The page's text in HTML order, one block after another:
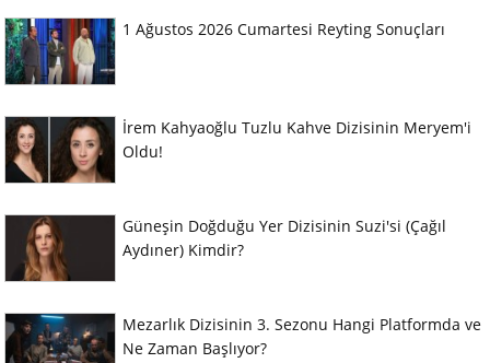
1 Ağustos 2026 Cumartesi Reyting Sonuçları
İrem Kahyaoğlu Tuzlu Kahve Dizisinin Meryem'i
Oldu!
Güneşin Doğduğu Yer Dizisinin Suzi'si (Çağıl
Aydıner) Kimdir?
Mezarlık Dizisinin 3. Sezonu Hangi Platformda ve
Ne Zaman Başlıyor?